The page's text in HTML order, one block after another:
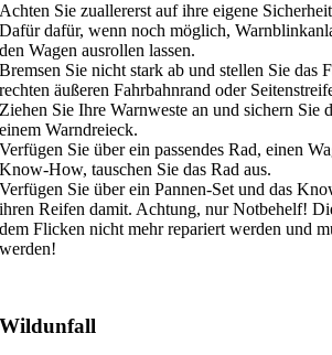
Achten Sie zuallererst auf ihre eigene
Dafür dafür, wenn noch möglich,
den Wagen ausrollen lassen.
Bremsen Sie nicht stark ab und stellen Sie das
rechten äußeren Fahrbahnrand oder
Ziehen Sie Ihre Warnweste an und sichern Sie
einem Warndreieck.
Verfügen Sie über ein passendes Rad, einen
Know-How, tauschen Sie das Rad aus.
Verfügen Sie über ein Pannen-Set und das
ihren Reifen damit. Achtung, nur Notbehelf!
dem Flicken nicht mehr repariert werden und
werden!
Wildunfall